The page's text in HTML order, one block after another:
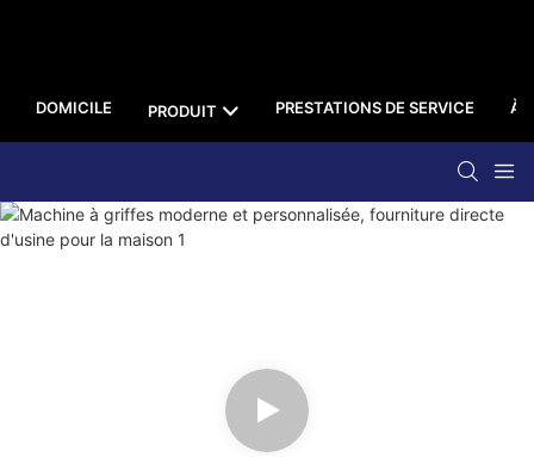
DOMICILE PRODUIT PRESTATIONS DE SERVICE À